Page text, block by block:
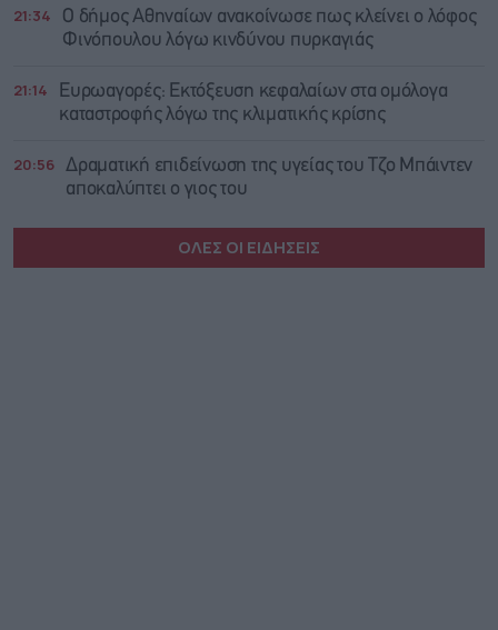
21:34
Ο δήμος Αθηναίων ανακοίνωσε πως κλείνει ο λόφος
Φινόπουλου λόγω κινδύνου πυρκαγιάς
21:14
Ευρωαγορές: Εκτόξευση κεφαλαίων στα ομόλογα
καταστροφής λόγω της κλιματικής κρίσης
20:56 Δραματική επιδείνωση της υγείας του Τζο Μπάιντεν
αποκαλύπτει ο γιος του
ΟΛΕΣ ΟΙ ΕΙΔΗΣΕΙΣ